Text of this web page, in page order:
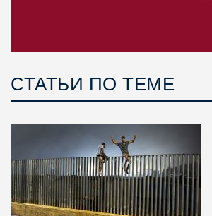
СТАТЬИ ПО ТЕМЕ